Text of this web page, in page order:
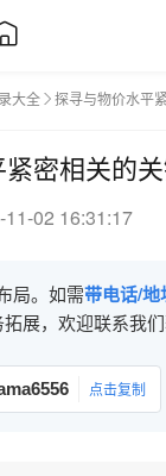
大全 探寻与物价水平
密相关的
11-02 16:31:17
局。如需带电话/地
展，欢迎联系我
点击复制